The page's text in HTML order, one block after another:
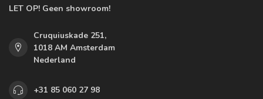
LET OP! Geen showroom!
Cruquiuskade 251,
1018 AM Amsterdam
Nederland
+31 85 060 27 98